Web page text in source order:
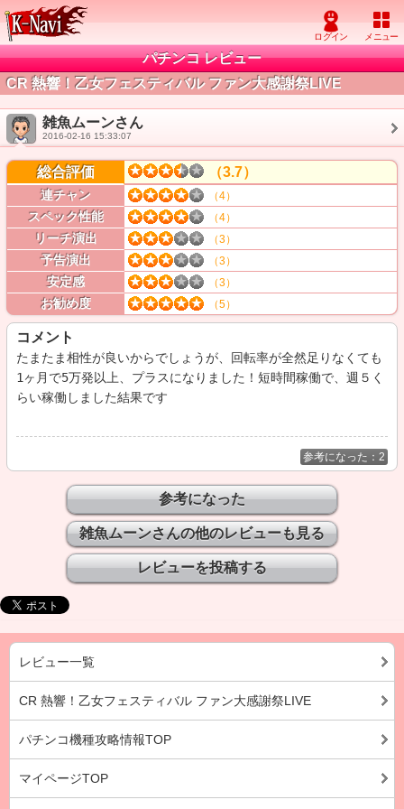
パチンコ レビュー
CR 熱響！乙女フェスティバル ファン大感謝祭LIVE
雑魚ムーンさん
2016-02-16 15:33:07
総合評価 （3.7）
連チャン （4）
スペック性能 （4）
リーチ演出 （3）
予告演出 （3）
安定感 （3）
お勧め度 （5）
コメント
たまたま相性が良いからでしょうが、回転率が全然足りなくても
1ヶ月で5万発以上、プラスになりました！短時間稼働で、週５く
らい稼働しました結果です
参考になった：2
雑魚ムーンさんの他のレビューも見る
レビュー一覧
CR 熱響！乙女フェスティバル ファン大感謝祭LIVE
パチンコ機種攻略情報TOP
マイページTOP